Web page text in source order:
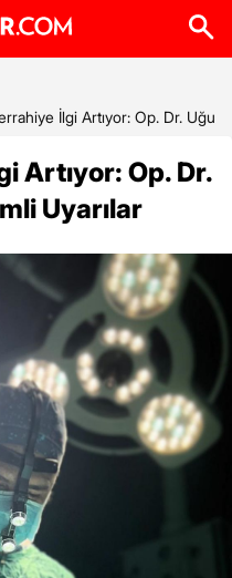
İlgi Artıyor: Op. Dr. Uğur
Artıyor: Op. Dr.
Uyarılar